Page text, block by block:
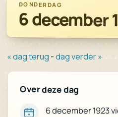
DONDERDAG
6 december
« dag terug -dag verder »
Over deze dag
6 december 1923